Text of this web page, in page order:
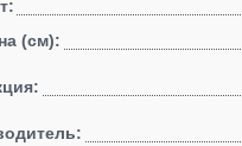
(см):